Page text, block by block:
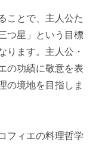
ことで、主人公た
つ星」という目標
ります。主人公・
の功績に敬意を表
の境地を目指しま
フィエの料理哲学